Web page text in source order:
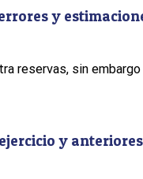
y
reservas, sin
y